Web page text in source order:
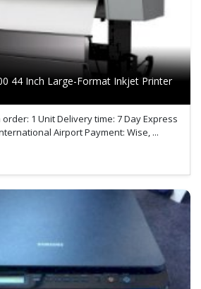
44 Inch Large-Format Inkjet Printer
order: 1 Unit Delivery time: 7 Day Express
Airport Payment: Wise, ...